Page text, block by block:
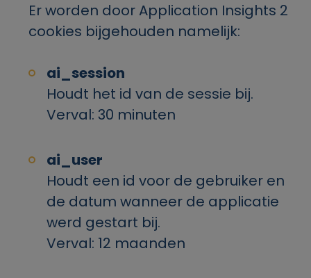
Er worden door Application Insights 2
cookies bijgehouden namelijk:
ai_session
Houdt het id van de sessie bij.
Verval: 30 minuten
ai_user
Houdt een id voor de gebruiker en
de datum wanneer de applicatie
werd gestart bij.
Verval: 12 maanden